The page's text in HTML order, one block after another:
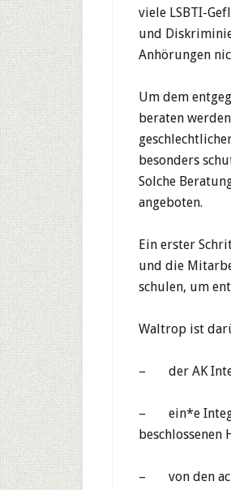
viele LSBTI-
und
Anhörungen
Um dem
beraten
besonders
Solche
angeboten.
Ein erster
und die
schulen, um
Waltrop ist
– der AK
– ein*e
beschlossenen
– von den